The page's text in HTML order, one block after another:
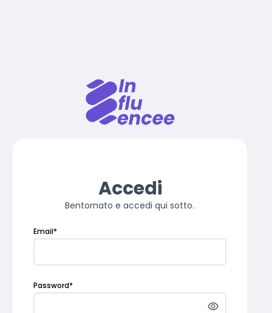
Accedi
Bentornato e accedi qui sotto.
Email*
Password*